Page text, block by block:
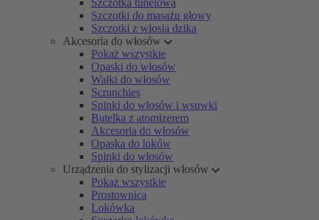
Szczotka tunelowa
Szczotki do masażu głowy
Szczotki z włosia dzika
Akcesoria do włosów
Pokaż wszystkie
Opaski do włosów
Wałki do włosów
Scrunchies
Spinki do włosów i wsuwki
Butelka z atomizerem
Akcesoria do włosów
Opaska do loków
Spinki do włosów
Urządzenia do stylizacji włosów
Pokaż wszystkie
Prostownica
Lokówka